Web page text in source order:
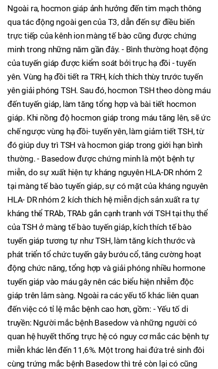
Ngoài ra, hocmon giáp ảnh hưởng đến tim mạch thông
qua tác động ngoài gen của T3, dẫn đến sự điều biến
trực tiếp của kênh ion màng tế bào cũng được chứng
minh trong những năm gần đây. - Bình thường hoạt động
của tuyến giáp được kiểm soát bởi trục hạ đồi - tuyến
yên. Vùng hạ đồi tiết ra TRH, kích thích thùy trước tuyến
yên giải phóng TSH. Sau đó, hocmon TSH theo dòng máu
đến tuyến giáp, làm tăng tổng hợp và bài tiết hocmon
giáp. Khi nồng độ hocmon giáp trong máu tăng lên, sẽ ức
chế ngược vùng hạ đồi- tuyến yên, làm giảm tiết TSH, từ
đó giúp duy trì TSH và hocmon giáp trong giới hạn bình
thường. - Basedow được chứng minh là một bệnh tự
miễn, do sự xuất hiện tự kháng nguyên HLA-DR nhóm 2
tại màng tế bào tuyến giáp, sự có mặt của kháng nguyên
HLA- DR nhóm 2 kích thích hệ miễn dịch sản xuất ra tự
kháng thể TRAb, TRAb gắn cạnh tranh với TSH tại thụ thể
của TSH ở màng tế bào tuyến giáp, kích thích tế bào
tuyến giáp tương tự như TSH, làm tăng kích thước và
phát triển tổ chức tuyến gây bướu cổ, tăng cường hoạt
động chức năng, tổng hợp và giải phóng nhiều hormone
tuyến giáp vào máu gây nên các biểu hiện nhiễm độc
giáp trên lâm sàng. Ngoài ra các yếu tố khác liên quan
đến việc có tỉ lệ mắc bệnh cao hơn, gồm: - Yếu tố di
truyền: Người mắc bệnh Basedow và những người có
quan hệ huyết thống trực hệ có nguy cơ mắc các bệnh tự
miễn khác lên đến 11,6%. Một trong hai đứa trẻ sinh đôi
cùng trứng mắc bệnh Basedow thì trẻ còn lại có cũng